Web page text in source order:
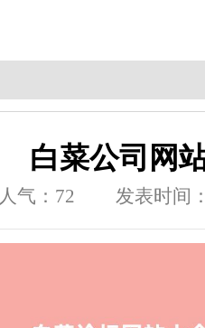
白菜公司网
人气： 72 发表时间